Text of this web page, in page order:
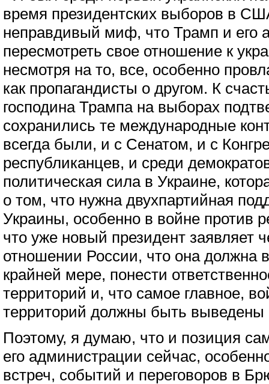
время президентских выборов в
неправдивый миф, что Трамп и его
пересмотреть свое отношение к
несмотря на то, все, особенно
как пропагандисты о другом. К
господина Трампа на выборах
сохранились те международные
всегда были, и с Сенатом, и с
республиканцев, и среди
политическая сила в Украине,
о том, что нужна двухпартийная
Украины, особенно в войне против
что уже новый президент заявляет
отношении России, что она должна
крайней мере, понести
территорий и, что самое главное,
территорий должны быть выведены
Поэтому, я думаю, что и позиция
его администрации сейчас,
встреч, событий и переговоров в